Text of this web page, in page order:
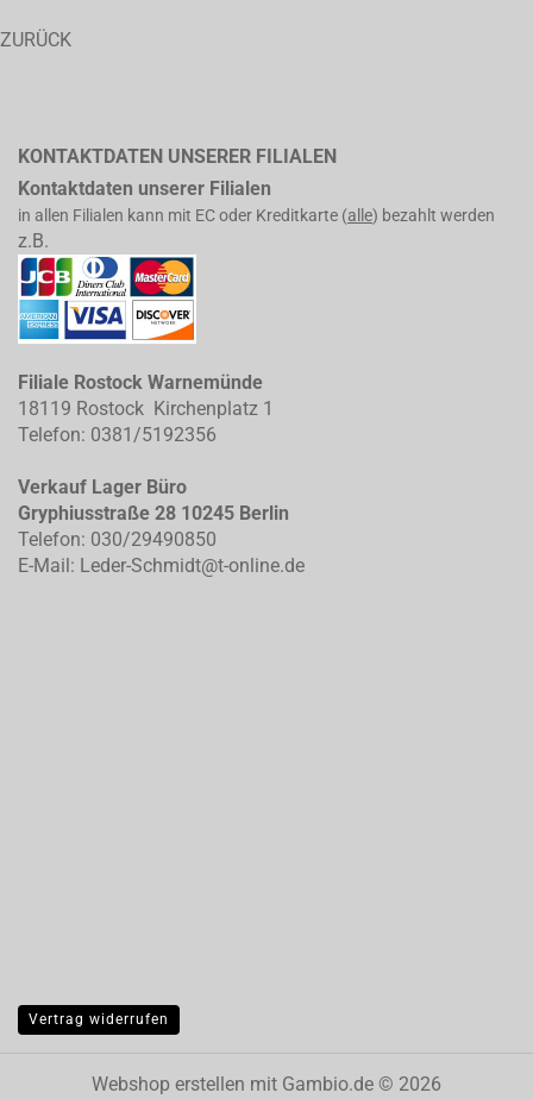
ZURÜCK
KONTAKTDATEN UNSERER FILIALEN
Kontaktdaten unserer Filialen
in allen Filialen kann mit EC oder Kreditkarte (alle) bezahlt werden
z.B.
Filiale Rostock Warnemünde
18119 Rostock Kirchenplatz 1
Telefon: 0381/5192356
Verkauf Lager Büro
Gryphiusstraße 28 10245 Berlin
Telefon: 030/29490850
E-Mail: Leder-Schmidt@t-online.de
Vertrag widerrufen
Webshop erstellen mit Gambio.de © 2026